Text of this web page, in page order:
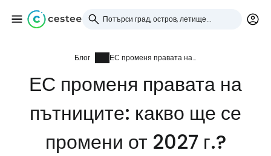
Блог ЕС променя правата на пътниците: какво ще се промени от 2027 г.?
ЕС променя правата на
пътниците: какво ще се
промени от 2027 г.?
Влезте в Cestee
... световната общност на туристите
Продължете с Google